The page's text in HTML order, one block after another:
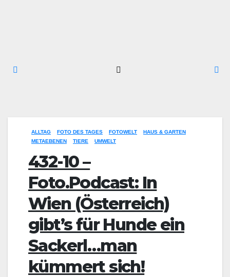
ALLTAG FOTO DES TAGES FOTOWELT
HAUS & GARTEN
METAEBENEN
TIERE UMWELT
432-10 –
Foto.Podcast: In
Wien (Österreich)
gibt’s für Hunde ein
Sackerl…man
kümmert sich!